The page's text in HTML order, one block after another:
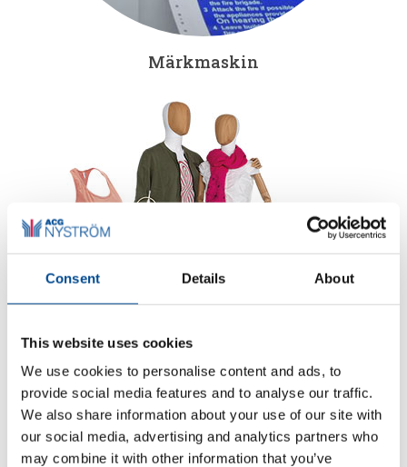
Consent Details About
This website uses cookies
We use cookies to personalise content and ads, to
provide social media features and to analyse our traffic.
We also share information about your use of our site with
our social media, advertising and analytics partners who
may combine it with other information that you’ve
Märkmaskin
Textilprint